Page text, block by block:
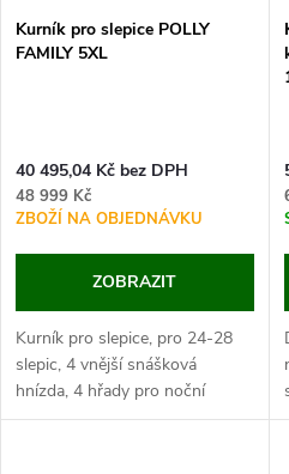
Kurník pro slepice POLLY
FAMILY 5XL
40 495,04 Kč bez DPH
48 999 Kč
ZBOŽÍ NA OBJEDNÁVKU
ZOBRAZIT
Kurník pro slepice, pro 24-28
slepic, 4 vnější snášková
hnízda, 4 hřady pro noční
odpočinek slepic,